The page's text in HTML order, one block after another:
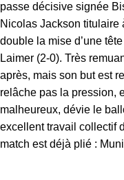
passe décisive signée
Nicolas Jackson titulaire
double la mise d’une
Laimer (2-0). Très
après, mais son but est
relâche pas la pression,
malheureux, dévie le
excellent travail collectif
match est déjà plié :